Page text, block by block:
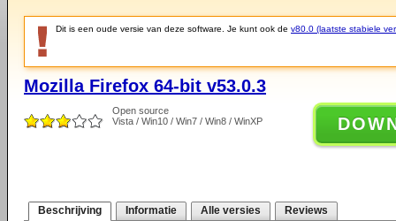
Dit is een oude versie van deze software. Je kunt ook de v80.0 (laatste stabiele
Mozilla Firefox 64-bit v53.0.3
Open source
Vista / Win10 / Win7 / Win8 / WinXP
Beschrijving Informatie Alle versies Reviews